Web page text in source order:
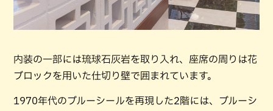
内装の一部には琉球石灰岩を取り入れ、座席の周りは花
ブロックを用いた仕切り壁で囲まれています。
1970年代のブルーシールを再現した2階には、ブルーシ